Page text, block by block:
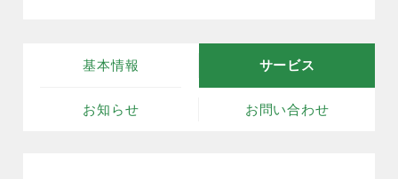
基本情報 サービス
お知らせ お問い合わせ